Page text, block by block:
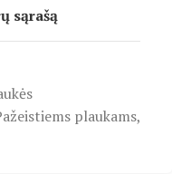
sąrašą
plaukams,